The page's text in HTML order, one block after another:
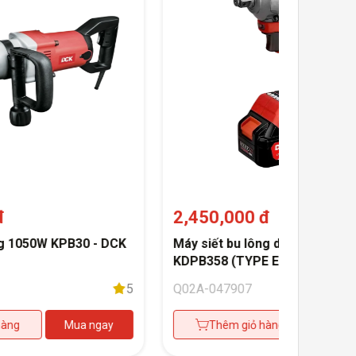
KPB30 - DCK
5
Mua ngay
2,450,000 đ
Máy siết bu lông dùng pin Li-
KDPB358 (TYPE EM) - DCK
Q02A-047907
Thêm giỏ hàng